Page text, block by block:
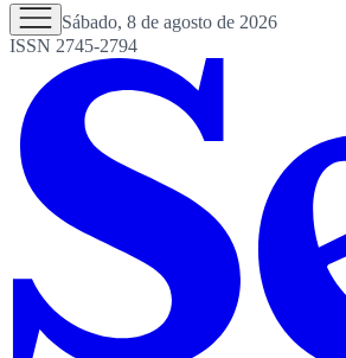
Sábado, 8 de agosto de 2026
ISSN 2745-2794